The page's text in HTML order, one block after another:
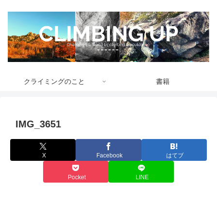
クライミングのこと 書籍
IMG_3651
X Facebook はてブ
Pocket LINE